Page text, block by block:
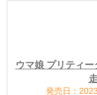
ウマ娘 プリティ
発売日：